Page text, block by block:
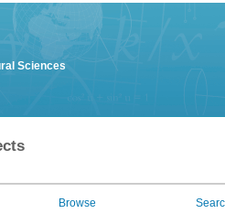
Sciences
Browse